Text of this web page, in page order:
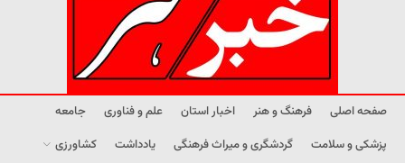
صفحه اصلی فرهنگ و هنر اخبار استان علم و فناوری
جامعه
پزشکی و سلامت
گردشگری و میراث فرهنگی یادداشت
کشاورزی